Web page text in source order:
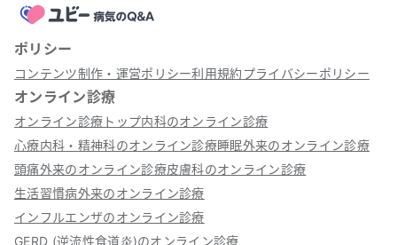
ポリシー
コンテンツ制作・運営ポリシー利用規約プライバシーポリシー
オンライン診療
オンライン診療トップ内科のオンライン診療
心療内科・精神科のオンライン診療睡眠外来のオンライン診療
頭痛外来のオンライン診療皮膚科のオンライン診療
生活習慣病外来のオンライン診療
インフルエンザのオンライン診療
GERD (逆流性食道炎)のオンライン診療